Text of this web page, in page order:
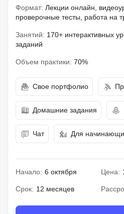
Формат: Лекции онлайн,
проверочные тесты, работа на
Занятий: 170+ интерактивных
заданий
Объем практики: 70%
Свое портфолио
Домашние задания
Чат Для
Начало: 6 октября Цена:
Срок: 12 месяцев